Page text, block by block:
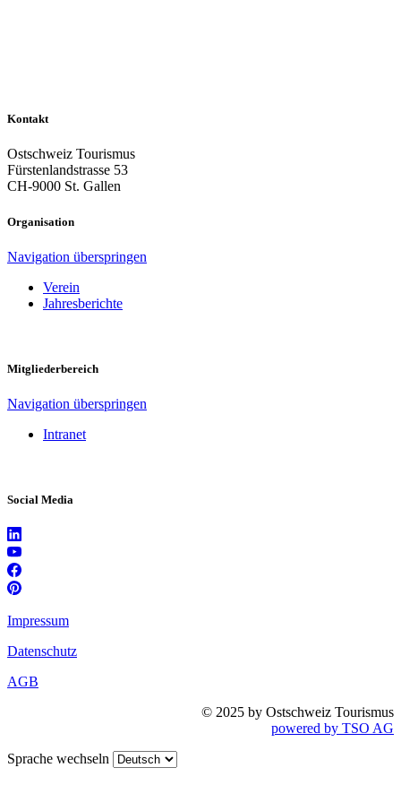
Kontakt
Ostschweiz Tourismus
Fürstenlandstrasse 53
CH-9000 St. Gallen
Organisation
Navigation überspringen
Verein
Jahresberichte
Mitgliederbereich
Navigation überspringen
Intranet
Social Media
Impressum
Datenschutz
AGB
© 2025 by Ostschweiz Tourismus
powered by TSO AG
Sprache wechseln